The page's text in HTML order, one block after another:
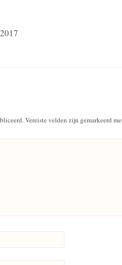
Vereiste velden zijn gemarkeerd